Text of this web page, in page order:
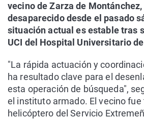
vecino de Zarza de Montánchez,
desaparecido desde el pasado
situación actual es estable tras
UCI del Hospital Universitario
"La rápida actuación y
ha resultado clave para el
esta operación de búsqueda",
el instituto armado. El vecino
helicóptero del Servicio